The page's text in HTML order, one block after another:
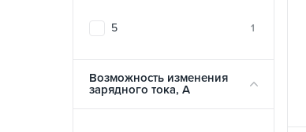
5 1
Возможность изменения
зарядного тока, A